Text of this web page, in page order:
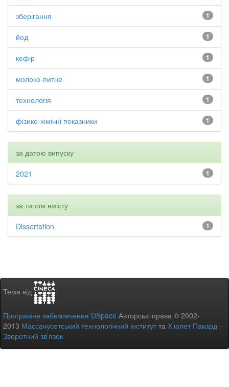
1
зберігання
1
йод
1
кефір
1
молоко-питне
1
технологія
1
фізико-хімічні показники
за датою випуску
1
2021
за типом вмісту
1
Dissertation
Тема від
Програмне забезпечення DSpace Авторські права © 2002-
2013 Массачусетський технологічний інститутта Х’юлет Пакард -
Зворотний зв’язок